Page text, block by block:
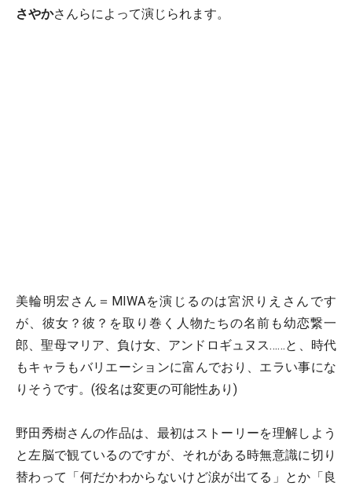
さやかさんらによって演じられます。
美輪明宏さん＝MIWAを演じるのは宮沢りえさんです
が、彼女？彼？を取り巻く人物たちの名前も幼恋繋一
郎、聖母マリア、負け女、アンドロギュヌス……と、時代
もキャラもバリエーションに富んでおり、エラい事にな
りそうです。(役名は変更の可能性あり)
野田秀樹さんの作品は、最初はストーリーを理解しよう
と左脳で観ているのですが、それがある時無意識に切り
替わって「何だかわからないけど涙が出てる」とか「良